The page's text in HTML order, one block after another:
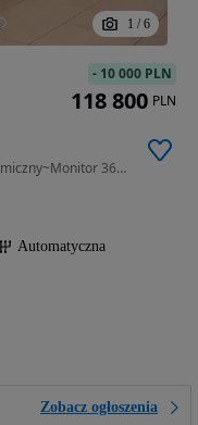
1 / 6
1498 cm3 • 156 KM • ~FV23%~Dach panoramiczny~Monitor 360°AVM~Reflektory LED~App
Automatyczna
Zobacz ogłoszenia
- 10 000 PLN
118 800 PLN